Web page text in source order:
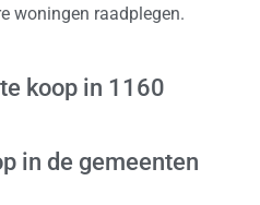
woningen raadplegen.
koop in 1160
in de gemeenten